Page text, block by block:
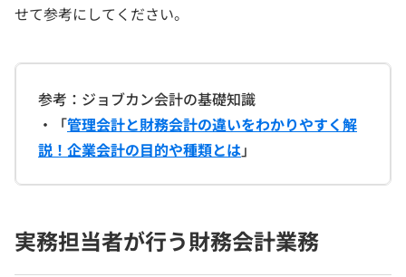
せて参考にしてください。
参考：ジョブカン会計の基礎知識
・「管理会計と財務会計の違いをわかりやすく解
説！企業会計の目的や種類とは」
実務担当者が行う財務会計業務